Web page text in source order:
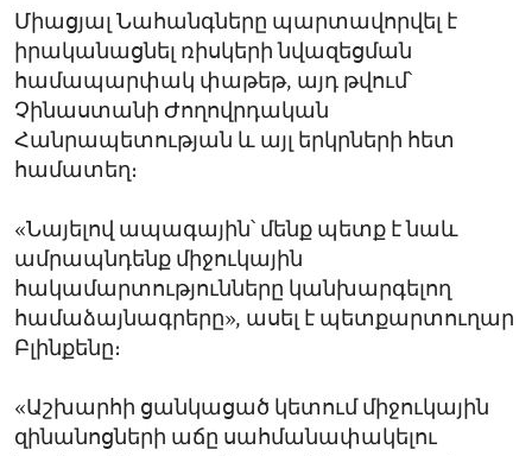
Միացյալ Նահանգները պարտավորվել է
իրականացնել ռիսկերի նվազեցման
համապարփակ փաթեթ, այդ թվում՝
Չինաստանի Ժողովրդական
Հանրապետության և այլ երկրների հետ
համատեղ։
«Նայելով ապագային՝ մենք պետք է նաև
ամրապնդենք միջուկային
հակամարտությունները կանխարգելող
համաձայնագրերը», ասել է պետքարտուղար
Բլինքենը։
«Աշխարհի ցանկացած կետում միջուկային
զինանոցների աճը սահմանափակելու